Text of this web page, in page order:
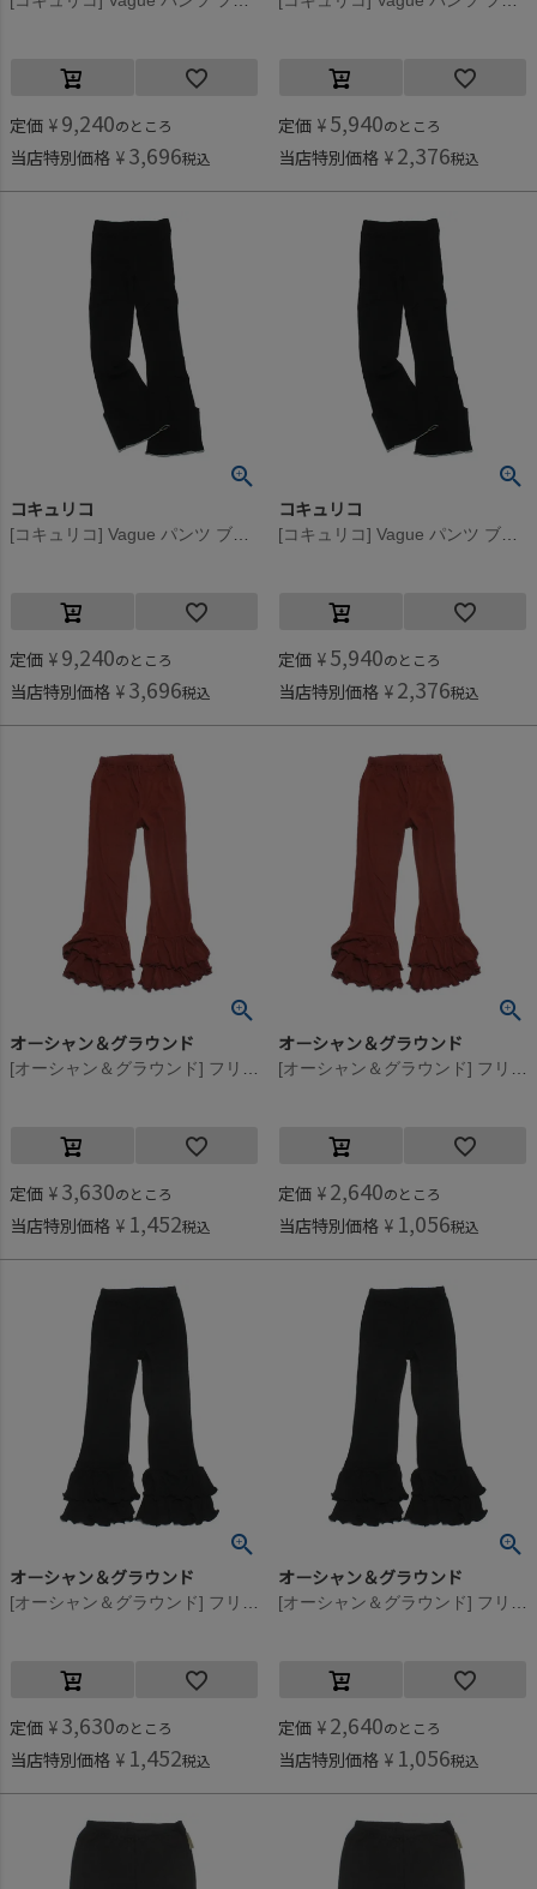
定価 ¥ 9,240のところ
当店特別価格 ¥ 3,696税込
定価 ¥ 5,940のところ
当店特別価格 ¥ 2,376税込
コキュリコ
[コキュリコ] Vague パンツ ブラック(1)
定価 ¥ 9,240のところ
当店特別価格 ¥ 3,696税込
コキュリコ
[コキュリコ] Vague パンツ ブラック(1)
定価 ¥ 5,940のところ
当店特別価格 ¥ 2,376税込
オーシャン＆グラウンド
[オーシャン＆グラウンド] フリルパンツ ブラウン(BR)
定価 ¥ 3,630のところ
当店特別価格 ¥ 1,452税込
オーシャン＆グラウンド
[オーシャン＆グラウンド] フリルパンツ ブラウン(BR)
定価 ¥ 2,640のところ
当店特別価格 ¥ 1,056税込
オーシャン＆グラウンド
[オーシャン＆グラウンド] フリルパンツ ブラック(BK)
定価 ¥ 3,630のところ
当店特別価格 ¥ 1,452税込
オーシャン＆グラウンド
[オーシャン＆グラウンド] フリルパンツ ブラック(BK)
定価 ¥ 2,640のところ
当店特別価格 ¥ 1,056税込